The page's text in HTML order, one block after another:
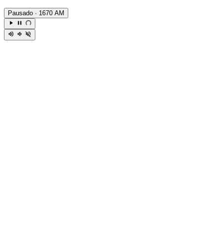
Pausado · 1670 AM